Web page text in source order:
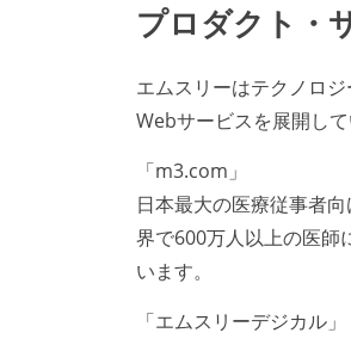
プロダクト・
エムスリーはテクノロ
Webサービスを展開して
「m3.com」
日本最大の医療従事者
界で600万人以上の医師
います。
「エムスリーデジカル」